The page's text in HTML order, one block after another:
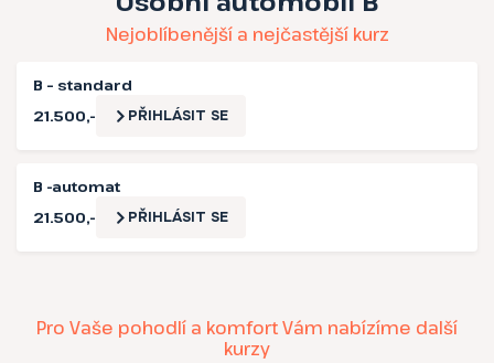
Nejoblíbenější a nejčastější kurz
B – standard
21.500,-
PŘIHLÁSIT SE
B -automat
21.500,-
PŘIHLÁSIT SE
Pro Vaše pohodlí a komfort Vám nabízíme další
kurzy